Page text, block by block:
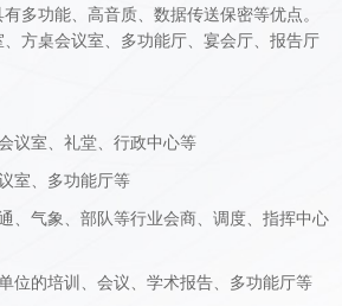
多功能、高音质、数据传送保密等优点。
方桌会议室、多功能厅、宴会厅、报告厅
议室、礼堂、行政中心等
室、多功能厅等
、气象、部队等行业会商、调度、指挥中心
位的培训、会议、学术报告、多功能厅等